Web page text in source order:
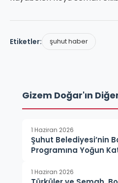
Etiketler: şuhut haber
Gizem Doğar'ın
1 Haziran 2026
Şuhut Belediyesi’nin
Programına Yoğun
1 Haziran 2026